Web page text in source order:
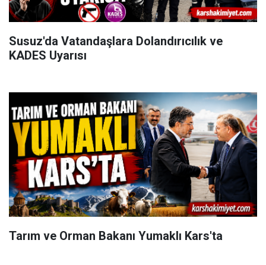
Susuz'da Vatandaşlara Dolandırıcılık ve
KADES Uyarısı
Tarım ve Orman Bakanı Yumaklı Kars'ta